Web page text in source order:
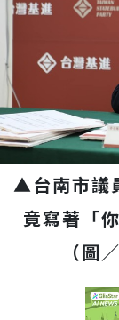
▲台南市議
竟寫著「
（圖／